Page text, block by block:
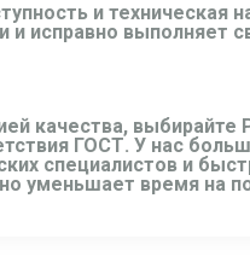
и техническая
и исправно выполняет
качества,
ГОСТ. У нас
специалистов и
уменьшает время на